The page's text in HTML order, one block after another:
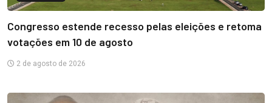
Congresso estende recesso pelas eleições e retoma
votações em 10 de agosto
2 de agosto de 2026